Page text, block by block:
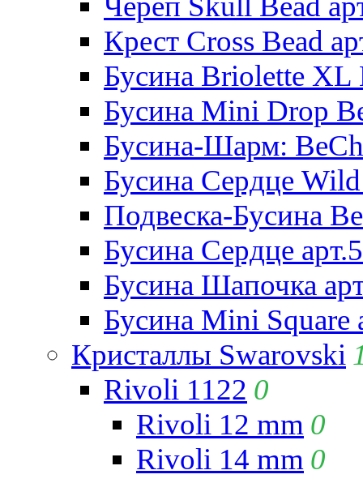
Крест Cross Bead
Бусина Briolette XL
Бусина Mini Drop
Бусина-Шарм:
Бусина Сердце
Подвеска-Бусина
Бусина Сердце
Бусина Шапочка
Бусина Mini Square
Кристаллы Swarovski
Rivoli 1122 0
Rivoli 12 mm 0
Rivoli 14 mm 0